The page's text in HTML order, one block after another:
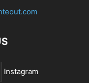
Instagram